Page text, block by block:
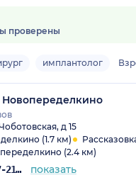
проверены
имплантолог
Новопеределкино
д 15
(1.7 км)
(2.4 км)
+7 (495) 067-21-25 показать